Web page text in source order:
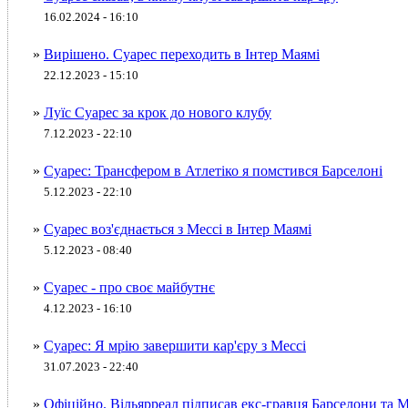
16.02.2024 - 16:10
» Вирішено. Суарес переходить в Інтер Маямі
22.12.2023 - 15:10
» Луїс Суарес за крок до нового клубу
7.12.2023 - 22:10
» Суарес: Трансфером в Атлетіко я помстився Барселоні
5.12.2023 - 22:10
» Суарес воз'єднається з Мессі в Інтер Маямі
5.12.2023 - 08:40
» Суарес - про своє майбутнє
4.12.2023 - 16:10
» Суарес: Я мрію завершити кар'єру з Мессі
31.07.2023 - 22:40
» Офіційно. Вільярреал підписав екс-гравця Барселони